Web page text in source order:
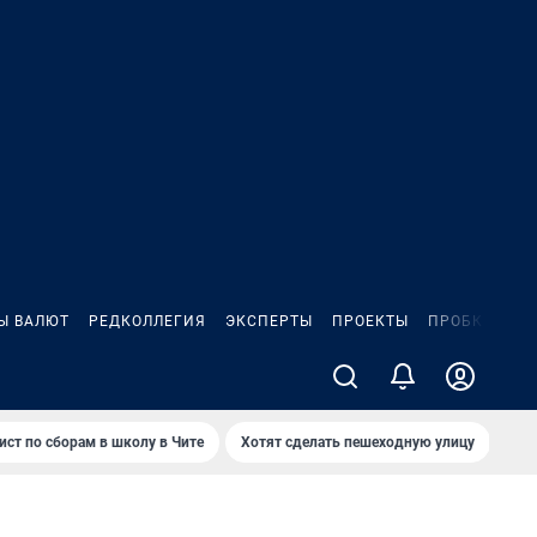
ВАЛЮТ РЕДКОЛЛЕГИЯ ЭКСПЕРТЫ ПРОЕКТЫ ПРОБКИ
по сборам в школу в Чите Хотят сделать пешеходную улицу